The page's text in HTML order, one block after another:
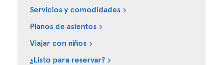
Servicios y comodidades
Planos de asientos
Viajar con niños
¿Listo para reservar?